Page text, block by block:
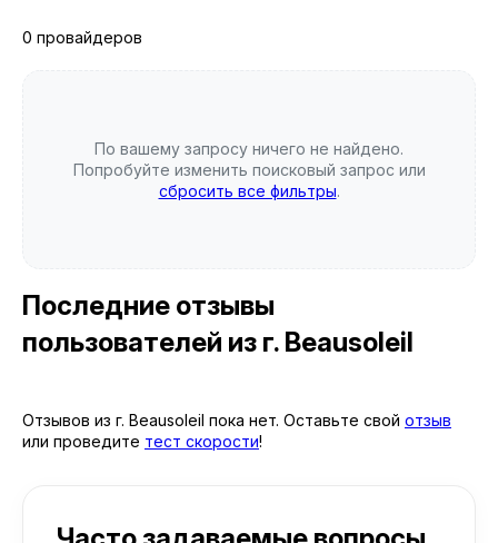
0 провайдеров
По вашему запросу ничего не найдено.
Попробуйте изменить поисковый запрос или
сбросить все фильтры.
Последние отзывы
пользователей из г. Beausoleil
Отзывов из г. Beausoleil пока нет. Оставьте свой отзыв
или проведите тест скорости!